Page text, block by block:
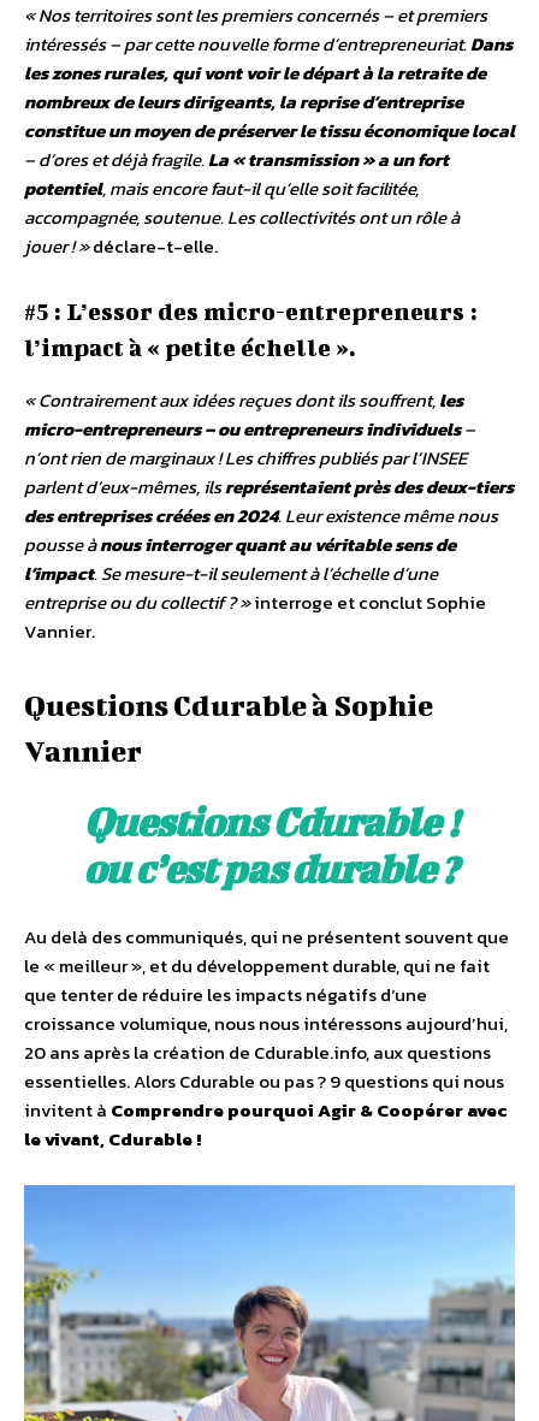
« Nos territoires sont les premiers concernés – et premiers
intéressés – par cette nouvelle forme d’entrepreneuriat.Dans
les zones rurales, qui vont voir le départ à la retraite de
nombreux de leurs dirigeants, la reprise d’entreprise
constitue un moyen de préserver le tissu économique local
– d’ores et déjà fragile.La «transmission» a un fort
potentiel, mais encore faut-il qu’elle soit facilitée,
accompagnée, soutenue. Les collectivités ont un rôle à
jouer!»déclare-t-elle.
#5 : L’essor des micro-entrepreneurs :
l’impact à « petite échelle ».
« Contrairement aux idées reçues dont ils souffrent,les
micro-entrepreneurs – ou entrepreneurs individuels–
n’ont rien de marginaux! Les chiffres publiés par l’INSEE
parlent d’eux-mêmes, ilsreprésentaient près des deux-tiers
des entreprises créées en 2024. Leur existence même nous
pousse ànous interroger quant au véritable sens de
l’impact. Se mesure-t-il seulement à l’échelle d’une
entreprise ou du collectif ?»interroge et conclut Sophie
Vannier.
Questions Cdurable à Sophie
Vannier
Questions Cdurable !
ou c’est pas durable ?
Au delà des communiqués, qui ne présentent souvent que
le « meilleur », et du développement durable, qui ne fait
que tenter de réduire les impacts négatifs d‘une
croissance volumique, nous nous intéressons aujourd’hui,
20 ans après la création de Cdurable.info, aux questions
essentielles. Alors Cdurable ou pas ? 9 questions qui nous
invitent à Comprendre pourquoi Agir & Coopérer avec
le vivant, Cdurable !